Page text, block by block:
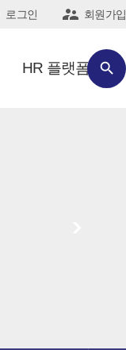
로그인  회원가입

HR 플랫폼